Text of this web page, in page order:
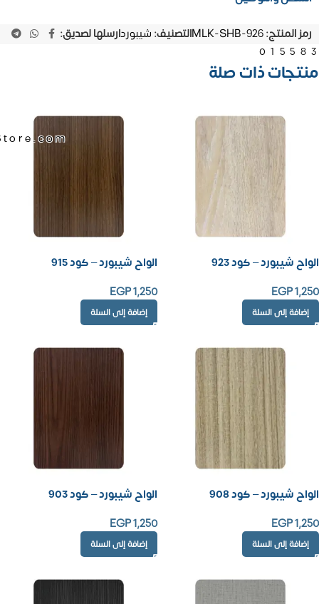
رمز المنتج:MLK-SHB-926التصنيف: شيبوردارسلها لصديق:
منتجات ذات صلة
الواح شيبورد – كود 923
EGP1,250
إضافة إلى السلة
الواح شيبورد – كود 915
EGP1,250
إضافة إلى السلة
الواح شيبورد – كود 908
EGP1,250
إضافة إلى السلة
الواح شيبورد – كود 903
EGP1,250
إضافة إلى السلة